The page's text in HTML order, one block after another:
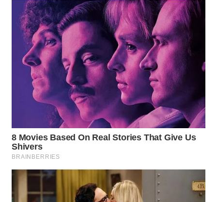
WAHANANEWS
CO ID
WAHANANEWS
NET
WAHANA
SPORT
UMKM
WAHANA
SELEB
WAHANA